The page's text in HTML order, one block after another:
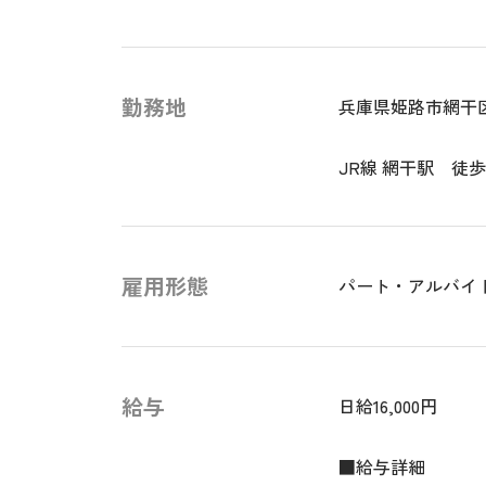
勤務地 兵庫県姫路市網干
JR線 網干駅 徒
雇用形態 パート・アルバイ
給与 日給16,000円
■給与詳細